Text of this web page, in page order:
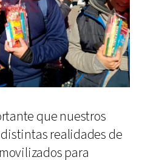
que nuestros
realidades de
para